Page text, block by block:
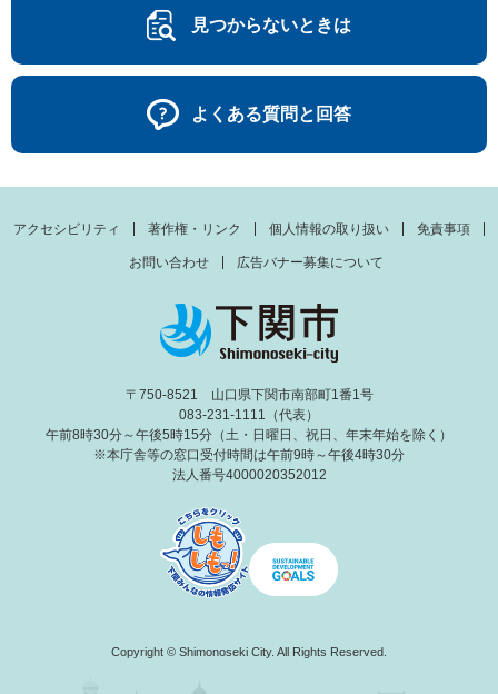
見つからないときは
よくある質問と回答
アクセシビリティ 著作権・リンク 個人情報の取り扱い 免責事項
お問い合わせ 広告バナー募集について
〒750-8521 山口県下関市南部町1番1号
083-231-1111（代表）
午前8時30分～午後5時15分（土・日曜日、祝日、年末年始を除く）
※本庁舎等の窓口受付時間は午前9時～午後4時30分
法人番号4000020352012
Copyright © Shimonoseki City. All Rights Reserved.